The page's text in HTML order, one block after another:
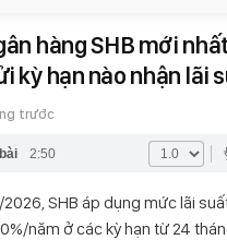
hàng SHB mới
kỳ hạn nào nhận lãi
trước
2:50
SHB áp dụng mức lãi
năm ở các kỳ hạn từ 24